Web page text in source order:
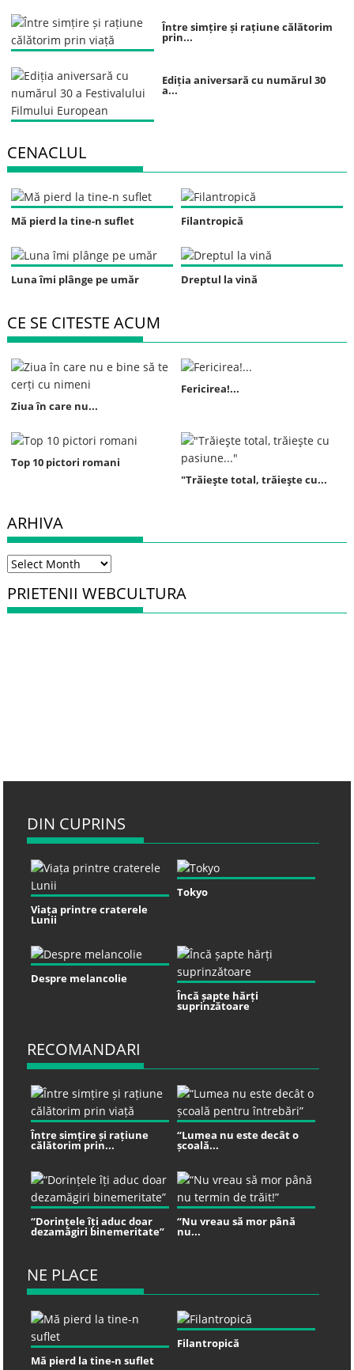
Între simțire și rațiune călătorim
prin...
Ediția aniversară cu numărul 30
a...
CENACLUL
Mă pierd la tine-n suflet Filantropică
Luna îmi plânge pe umăr Dreptul la vină
CE SE CITESTE ACUM
Ziua în care nu...
Fericirea!...
Top 10 pictori romani
"Trăieşte total, trăieşte cu...
ARHIVA
Arhiva
PRIETENII WEBCULTURA
DIN CUPRINS
Viața printre craterele
Lunii
Tokyo
Despre melancolie
Încă șapte hărți
suprinzătoare
RECOMANDARI
Între simțire și rațiune
călătorim prin...
“Lumea nu este decât o
școală...
“Dorințele îți aduc doar
dezamăgiri binemeritate”
“Nu vreau să mor până
nu...
NE PLACE
Mă pierd la tine-n suflet
Filantropică